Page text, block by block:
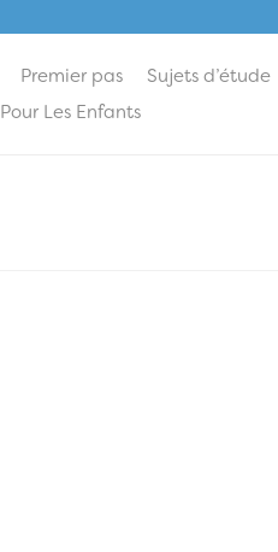
Premier pas Sujets d’étude
Pour Les Enfants